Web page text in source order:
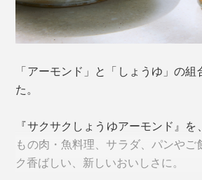
「アーモンド」と「しょうゆ」の
た。
『サクサクしょうゆアーモンド』
もの肉・魚料理、サラダ、パンや
ク香ばしい、新しいおいしさに。